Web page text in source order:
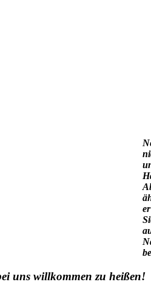
uns willkommen zu heißen!